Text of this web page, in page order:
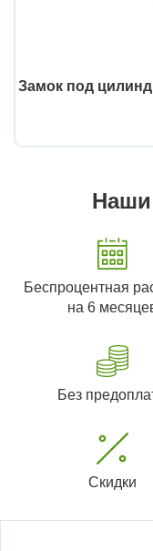
Замок под
Наши
Беспроцентная
на 6
Без
Скидки